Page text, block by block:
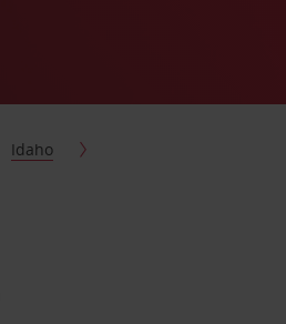
Idaho